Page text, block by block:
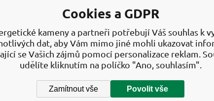
postoj kultivuje energii, která je plodná pro růst.
a vytrvalost. Citrín je jeden z mála kamenů, který
takže duch je otevřený pozitivním možnostem.
jako „Kámen obchodníka“,podle legendpřitahovat
potíže se srdcem, ledvinami, játry a žaludkem je pro vás
Cookies a GDPR
kameny a partneři potřebují Váš souhlas k
dat, aby Vám mimo jiné mohli ukazovat
se Vašich zájmů pomocí personalizace reklam.
udělíte kliknutím na políčko "Ano, souhlasím".
Zamítnout vše Povolit vše